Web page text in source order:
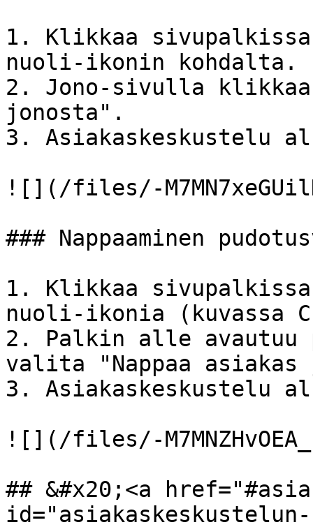
1. Klikkaa sivupalkissa
nuoli-ikonin kohdalta.
2. Jono-sivulla klikkaa
jonosta".
3. Asiakaskeskustelu
![](/files/-
### Nappaaminen
1. Klikkaa
nuoli-ikonia (kuvassa
2. Palkin alle
valita "Nappaa
3. Asiakaskeskustelu
![](/files/-
## &#x20;<a